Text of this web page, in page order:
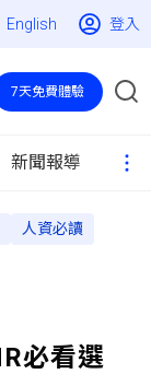
English 登入
新聞報導
7天免費體驗
人資必讀
必看選